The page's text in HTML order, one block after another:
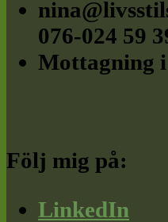
076-024 59
Mottagning
Följ mig på:
LinkedIn